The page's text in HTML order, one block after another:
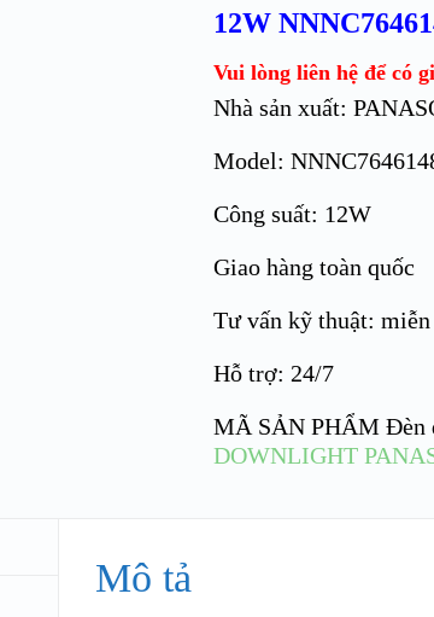
12W
Vui lòng liên hệ để có
Nhà sản xuất:
Model:
Công suất: 12W
Giao hàng toàn quốc
Tư vấn kỹ thuật:
Hỗ trợ: 24/7
MÃ SẢN PHẨM Đèn
DOWNLIGHT
Mô tả